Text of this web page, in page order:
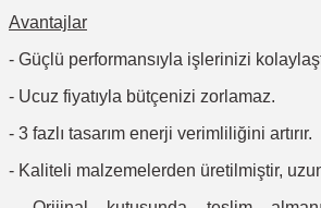
Avantajlar
- Güçlü performansıyla işlerinizi
- Ucuz fiyatıyla bütçenizi zorlamaz.
- 3 fazlı tasarım enerji verimliliğini artırır.
- Kaliteli malzemelerden üretilmiştir,